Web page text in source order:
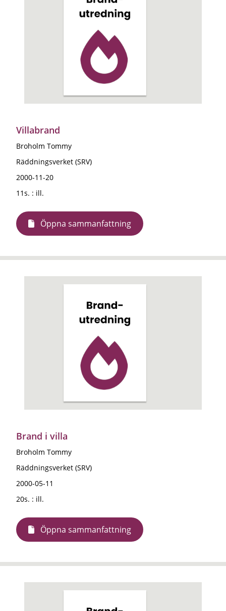
Villabrand
Broholm Tommy
Räddningsverket (SRV)
2000-11-20
11s. : ill.
Öppna sammanfattning
Brand i villa
Broholm Tommy
Räddningsverket (SRV)
2000-05-11
20s. : ill.
Öppna sammanfattning